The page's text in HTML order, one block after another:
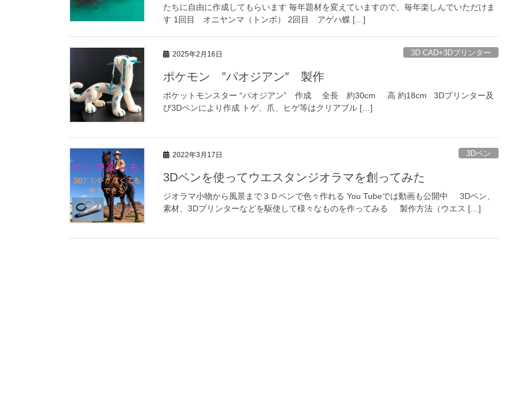
たちに自由に作成してもらいます 毎年題材を変えていますので、毎年楽しんでいただけま
す 1回目 オニヤンマ（トンボ） 2回目 アゲハ蝶 […]
2025年2月16日 3D CAD+3Dプリンター
ポケモン ”パオジアン″ 製作
ポケットモンスター “パオジアン” 作成 全長 約30cm 高 約18cm 3Dプリンター及
び3Dペンにより作成 トゲ、爪、ヒゲ等はクリアブル […]
2022年3月17日 3Dペン
3Dペンを使ってウエスタンジオラマを創ってみた
ジオラマ小物から風景まで３Ｄペンで色々作れる You Tubeでは動画も公開中 3Dペン、
素材、3Dプリンターなどを駆使して様々なものを作ってみる 製作方法（ウエス […]